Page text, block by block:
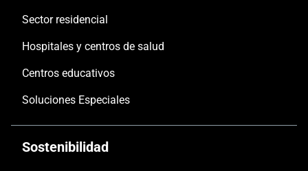
Sector residencial
Hospitales y centros de salud
Centros educativos
Soluciones Especiales
Sostenibilidad